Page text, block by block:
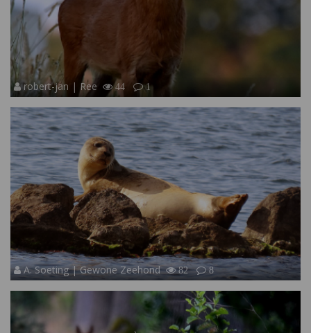
robert-jan | Ree 44 1
A. Soeting | Gewone Zeehond 82 8